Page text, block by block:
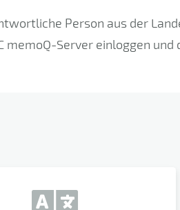
Person aus der
memoQ-Server einloggen